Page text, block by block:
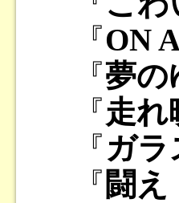
『ON
『夢の
『走れ
『 ガラ
『 闘